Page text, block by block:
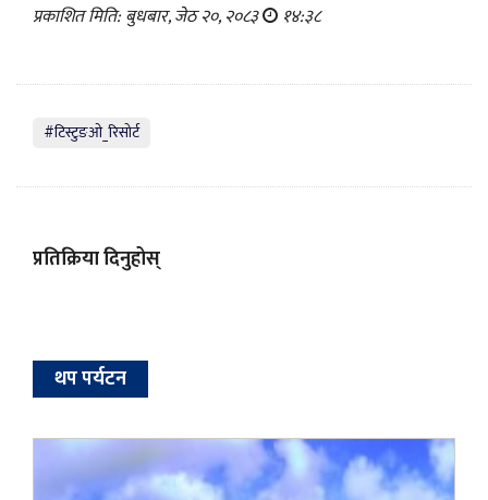
प्रकाशित मिति: बुधबार, जेठ २०, २०८३ १४:३८
#टिस्टुङओ_रिसोर्ट
प्रतिक्रिया दिनुहोस्
थप पर्यटन